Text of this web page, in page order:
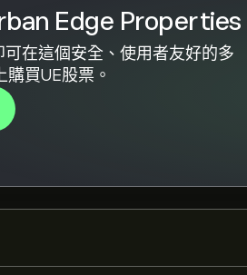
Edge Properties
可在這個安全、使用者友好的多
買UE股票。